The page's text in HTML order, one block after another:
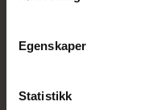
Egenskaper
Statistikk
Tromsø